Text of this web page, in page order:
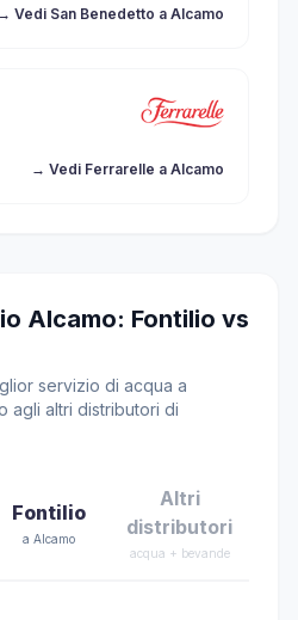
→ Vedi San Benedetto a Alcamo
→ Vedi Ferrarelle a Alcamo
Alcamo: Fontilio vs
servizio di acqua a
agli altri distributori di
Fontilio
a Alcamo
Altri
distributori
acqua + bevande